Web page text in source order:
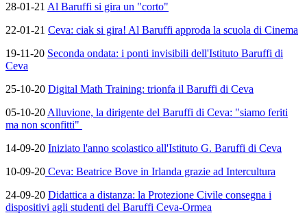
28-01-21 Al Baruffi si gira un "corto"
22-01-21 Ceva: ciak si gira! Al Baruffi approda la scuola di Cinema
19-11-20 Seconda ondata: i ponti invisibili dell'Istituto Baruffi di
Ceva
25-10-20 Digital Math Training: trionfa il Baruffi di Ceva
05-10-20 Alluvione, la dirigente del Baruffi di Ceva: "siamo feriti
ma non sconfitti"
14-09-20 Iniziato l'anno scolastico all'Istituto G. Baruffi di Ceva
10-09-20 Ceva: Beatrice Bove in Irlanda grazie ad Intercultura
24-09-20 Didattica a distanza: la Protezione Civile consegna i
dispositivi agli studenti del Baruffi Ceva-Ormea